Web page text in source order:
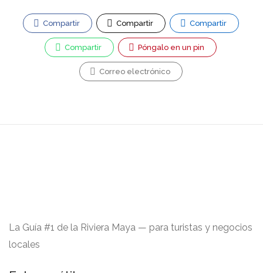
Compartir Compartir Compartir
Compartir Póngalo en un pin
Correo electrónico
La Guía #1 de la Riviera Maya — para turistas y negocios
locales